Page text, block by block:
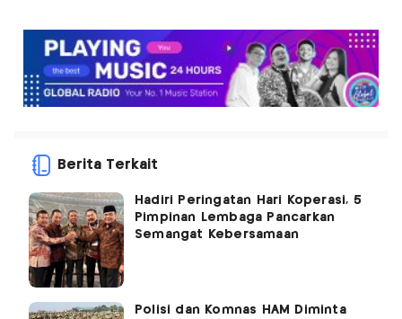
Berita Terkait
Hadiri Peringatan Hari Koperasi, 5
Pimpinan Lembaga Pancarkan
Semangat Kebersamaan
Polisi dan Komnas HAM Diminta